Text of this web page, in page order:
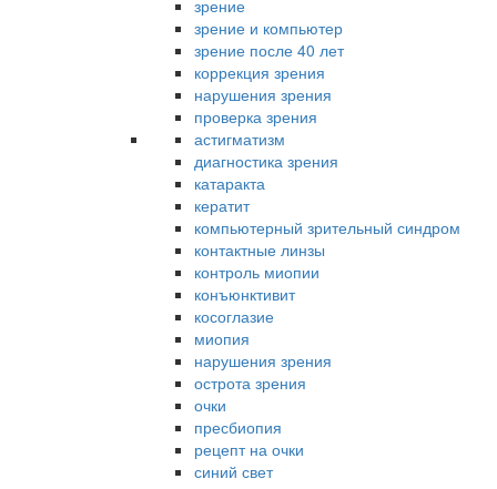
зрение
зрение и компьютер
зрение после 40 лет
коррекция зрения
нарушения зрения
проверка зрения
астигматизм
диагностика зрения
катаракта
кератит
компьютерный зрительный синдром
контактные линзы
контроль миопии
конъюнктивит
косоглазие
миопия
нарушения зрения
острота зрения
очки
пресбиопия
рецепт на очки
синий свет